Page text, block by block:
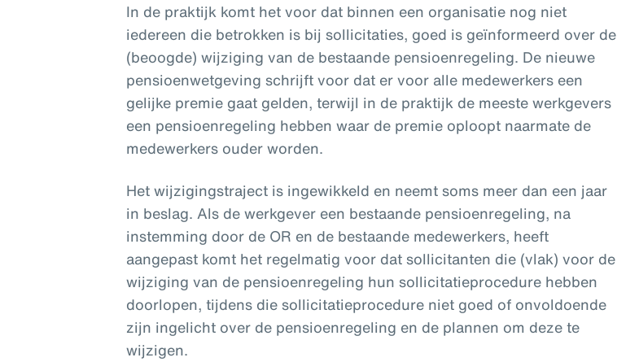
In de praktijk komt het voor dat binnen een organisatie nog niet
iedereen die betrokken is bij sollicitaties, goed is geïnformeerd over de
(beoogde) wijziging van de bestaande pensioenregeling. De nieuwe
pensioenwetgeving schrijft voor dat er voor alle medewerkers een
gelijke premie gaat gelden, terwijl in de praktijk de meeste werkgevers
een pensioenregeling hebben waar de premie oploopt naarmate de
medewerkers ouder worden.
Het wijzigingstraject is ingewikkeld en neemt soms meer dan een jaar
in beslag. Als de werkgever een bestaande pensioenregeling, na
instemming door de OR en de bestaande medewerkers, heeft
aangepast komt het regelmatig voor dat sollicitanten die (vlak) voor de
wijziging van de pensioenregeling hun sollicitatieprocedure hebben
doorlopen, tijdens die sollicitatieprocedure niet goed of onvoldoende
zijn ingelicht over de pensioenregeling en de plannen om deze te
wijzigen.